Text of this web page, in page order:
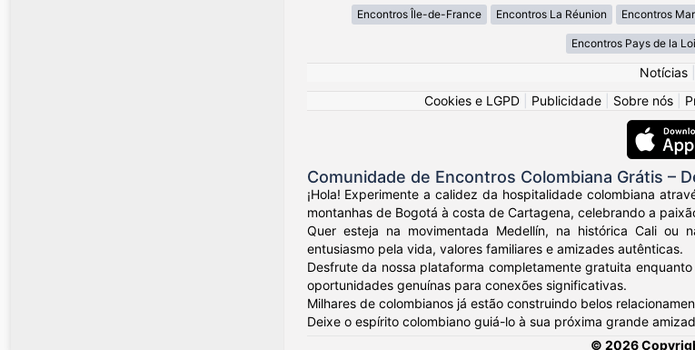
Encontros Île-de-France Encontros La Réunion Encontros
Encontros Pays de la
Notícias
Cookies e LGPD
Publicidade Sobre nós
Comunidade de Encontros Colombiana Grátis –
¡Hola! Experimente a calidez da hospitalidade colombiana
montanhas de Bogotá à costa de Cartagena, celebrando a
Quer esteja na movimentada Medellín, na histórica Cali ou
entusiasmo pela vida, valores familiares e amizades autênticas.
Desfrute da nossa plataforma completamente gratuita
oportunidades genuínas para conexões significativas.
Milhares de colombianos já estão construindo belos
Deixe o espírito colombiano guiá-lo à sua próxima grande
© 2026